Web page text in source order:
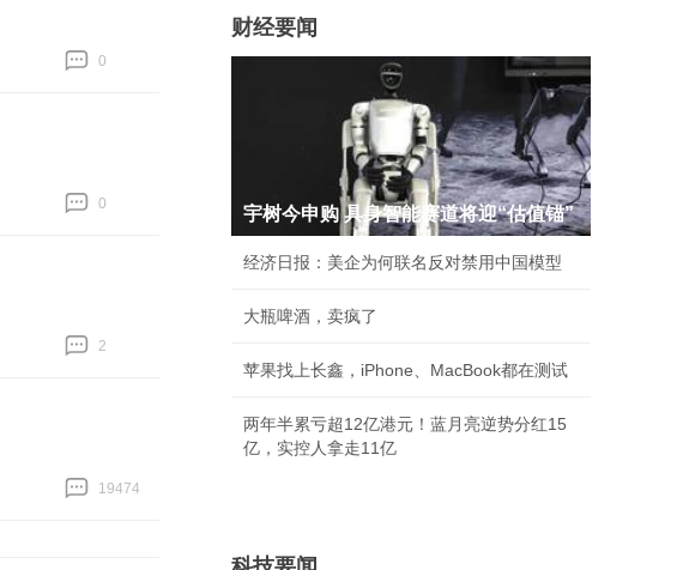
0
0
2
19474
财经要闻
宇树今申购 具身智能赛道将迎“估值锚”
经济日报：美企为何联名反对禁用中国模型
大瓶啤酒，卖疯了
苹果找上长鑫，iPhone、MacBook都在测试
两年半累亏超12亿港元！蓝月亮逆势分红15
亿，实控人拿走11亿